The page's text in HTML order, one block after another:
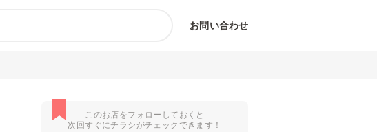
お問い合わせ
このお店をフォローしておくと
次回すぐにチラシがチェックできます！